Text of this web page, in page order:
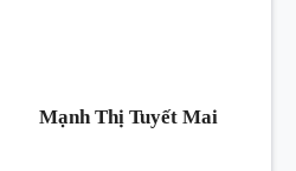
Mạnh Thị Tuyết Mai